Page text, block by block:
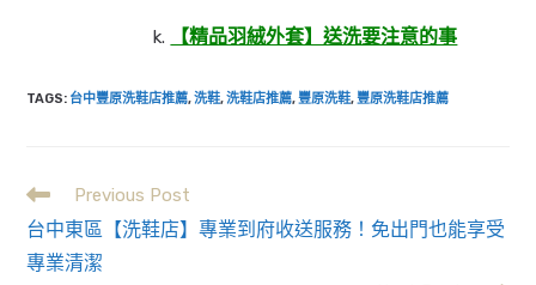
【精品羽絨外套】送洗要注意的事
TAGS: 台中豐原洗鞋店推薦,洗鞋,洗鞋店推薦,豐原洗鞋,豐原洗鞋店推薦
Read
more
Previous Post
台中東區【洗鞋店】專業到府收送服務！免出門也能享受
專業清潔